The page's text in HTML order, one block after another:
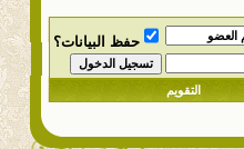
حفظ البيانات؟
التقويم